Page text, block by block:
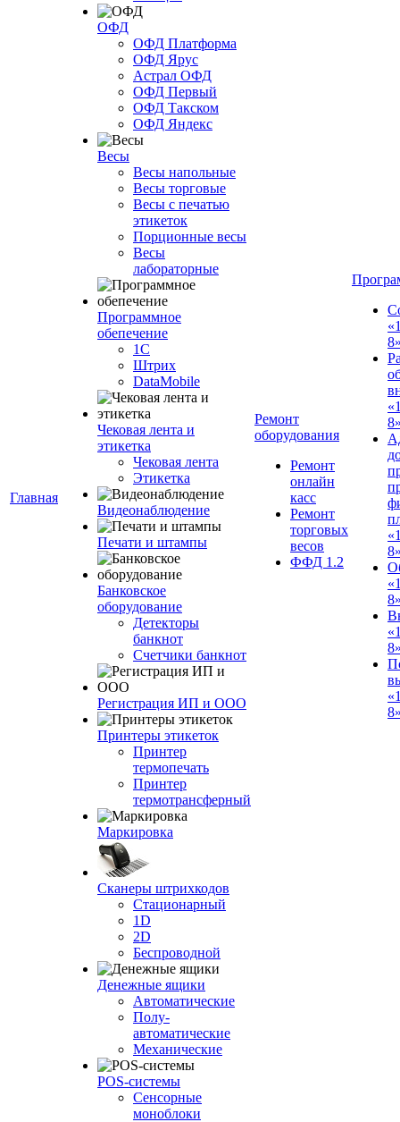
Главная
ОФД
ОФД Платформа
ОФД Ярус
Астрал ОФД
ОФД Первый
ОФД Такском
ОФД Яндекс
Весы
Весы напольные
Весы торговые
Весы с печатью
этикеток
Порционные весы
Весы
лабораторные
Программное
обепечение
1С
Штрих
DataMobile
Чековая лента и
этикетка
Чековая лента
Этикетка
Видеонаблюдение
Печати и штампы
Банковское
оборудование
Детекторы
банкнот
Счетчики банкнот
Регистрация ИП и ООО
Принтеры этикеток
Принтер
термопечать
Принтер
термотрансферный
Маркировка
Сканеры штрихкодов
Стационарный
1D
2D
Беспроводной
Денежные ящики
Автоматические
Полу-
автоматические
Механические
POS-системы
Сенсорные
моноблоки
Ремонт
оборудования
Ремонт
онлайн
касс
Ремонт
торговых
весов
ФФД 1.2